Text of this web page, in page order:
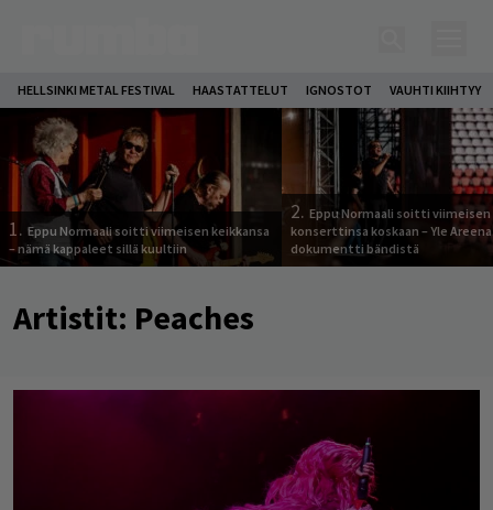
HELLSINKI METAL FESTIVAL HAASTATTELUT IGNOSTOT VAUHTI KIIHTYY
1. Eppu Normaali soitti viimeisen keikkansa
– nämä kappaleet sillä kuultiin
2. Eppu Normaali soitti viimeisen
konserttinsa koskaan – Yle
dokumentti bändistä
Artistit: Peaches